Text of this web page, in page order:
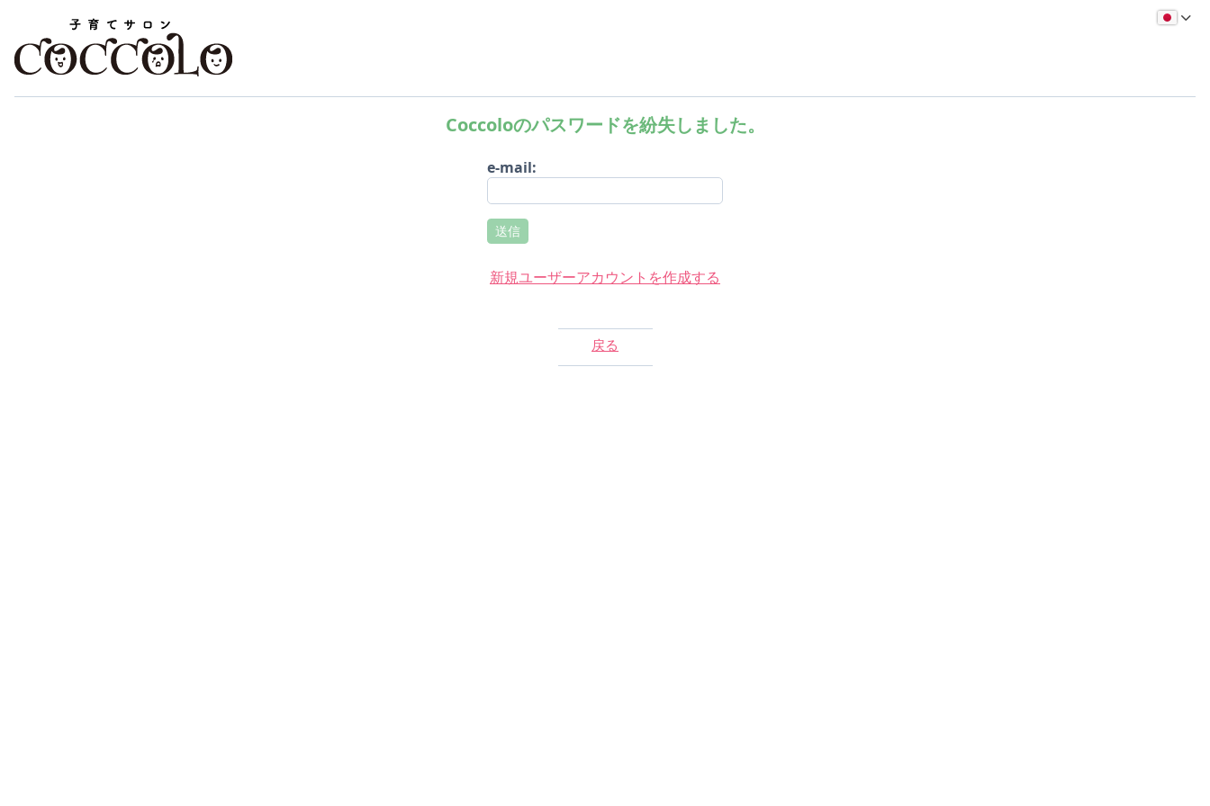
Coccoloのパスワードを紛失しました。
e-mail:
送信
新規ユーザーアカウントを作成する
戻る